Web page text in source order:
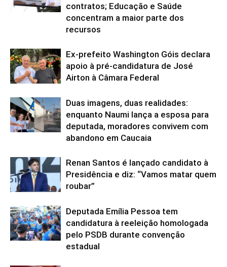
contratos; Educação e Saúde
concentram a maior parte dos
recursos
Ex-prefeito Washington Góis declara
apoio à pré-candidatura de José
Airton à Câmara Federal
Duas imagens, duas realidades:
enquanto Naumi lança a esposa para
deputada, moradores convivem com
abandono em Caucaia
Renan Santos é lançado candidato à
Presidência e diz: “Vamos matar quem
roubar”
Deputada Emília Pessoa tem
candidatura à reeleição homologada
pelo PSDB durante convenção
estadual